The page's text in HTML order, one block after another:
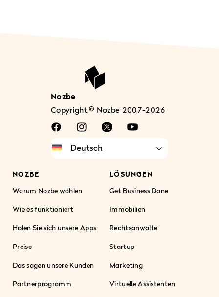
Nozbe
Copyright © Nozbe 2007-2026
NOZBE
Warum Nozbe wählen
Wie es funktioniert
Holen Sie sich unsere Apps
Preise
Das sagen unsere Kunden
Partnerprogramm
LÖSUNGEN
Get Business Done
Immobilien
Rechtsanwälte
Startup
Marketing
Virtuelle Assistenten